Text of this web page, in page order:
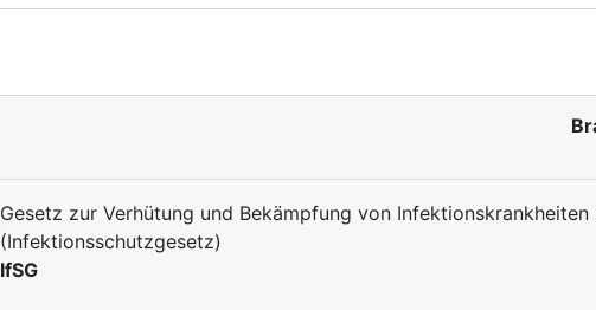
Gesetz zur Verhütung und Bekämpfung von Infektionskrankheiten
(Infektionsschutzgesetz)
IfSG